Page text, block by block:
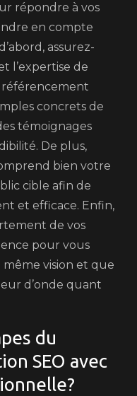
répondre à vos
en compte
assurez-
l’expertise de
référencement
concrets de
témoignages
De plus,
bien votre
cible afin de
et efficace. Enfin,
de vos
pour vous
vision et que
d’onde quant
du
SEO avec